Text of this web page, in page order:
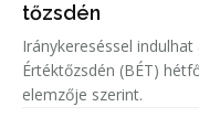
tőzsdén
Iránykereséssel
Értéktőzsdén (BÉT)
elemzője szerint.